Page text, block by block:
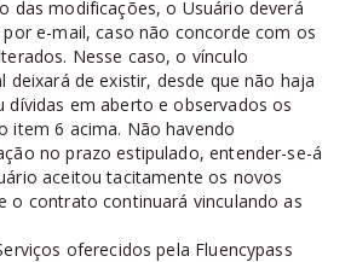
das modificações, o Usuário deverá
e-mail, caso não concorde com os
Nesse caso, o vínculo
deixará de existir, desde que não haja
dívidas em aberto e observados os
item 6 acima. Não havendo
no prazo estipulado, entender-se-á
aceitou tacitamente os novos
o contrato continuará vinculando as
oferecidos pela Fluencypass